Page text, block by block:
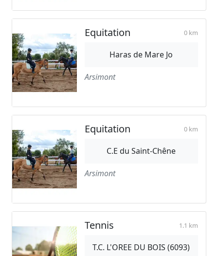
Equitation 0 km
Haras de Mare Jo
Arsimont
Equitation 0 km
C.E du Saint-Chêne
Arsimont
Tennis 1.1 km
T.C. L'OREE DU BOIS (6093)